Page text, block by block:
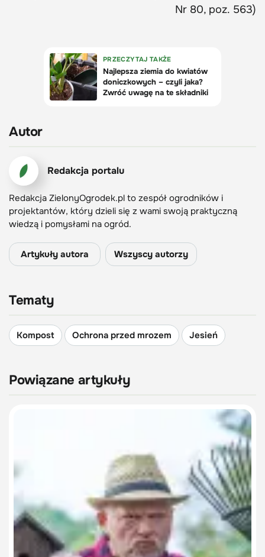
Nr 80, poz. 563)
Autor
Redakcja portalu
Redakcja ZielonyOgrodek.pl to zespół ogrodników i
projektantów, który dzieli się z wami swoją praktyczną
wiedzą i pomysłami na ogród.
Artykuły autora Wszyscy autorzy
Tematy
Kompost Ochrona przed mrozem Jesień
Powiązane artykuły